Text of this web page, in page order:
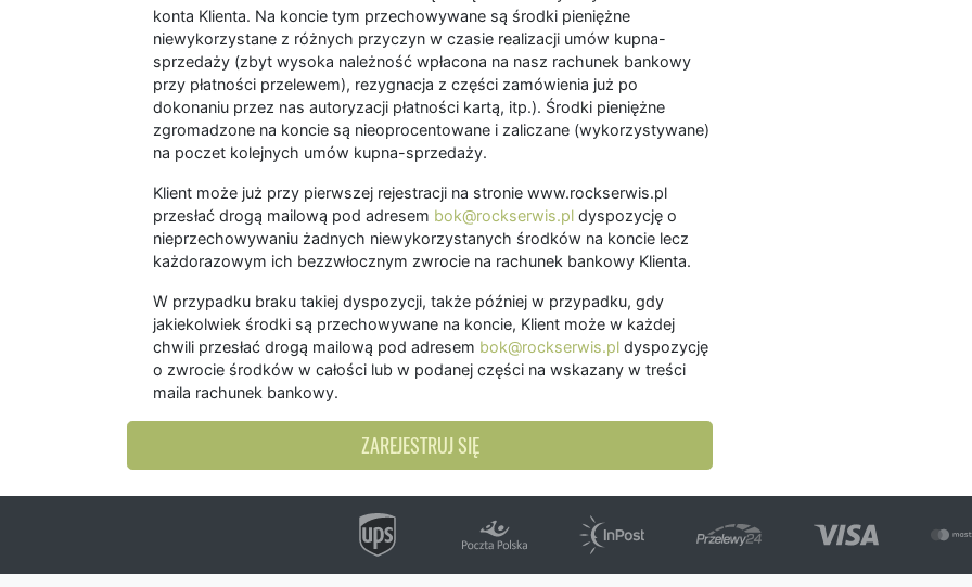
konta Klienta. Na koncie tym przechowywane są środki pieniężne
niewykorzystane z różnych przyczyn w czasie realizacji umów kupna-
sprzedaży (zbyt wysoka należność wpłacona na nasz rachunek bankowy
przy płatności przelewem), rezygnacja z części zamówienia już po
dokonaniu przez nas autoryzacji płatności kartą, itp.). Środki pieniężne
zgromadzone na koncie są nieoprocentowane i zaliczane (wykorzystywane)
na poczet kolejnych umów kupna-sprzedaży.
Klient może już przy pierwszej rejestracji na stronie www.rockserwis.pl
przesłać drogą mailową pod adresem bok@rockserwis.pl dyspozycję o
nieprzechowywaniu żadnych niewykorzystanych środków na koncie lecz
każdorazowym ich bezzwłocznym zwrocie na rachunek bankowy Klienta.
W przypadku braku takiej dyspozycji, także później w przypadku, gdy
jakiekolwiek środki są przechowywane na koncie, Klient może w każdej
chwili przesłać drogą mailową pod adresem bok@rockserwis.pl dyspozycję
o zwrocie środków w całości lub w podanej części na wskazany w treści
maila rachunek bankowy.
ZAREJESTRUJ SIĘ